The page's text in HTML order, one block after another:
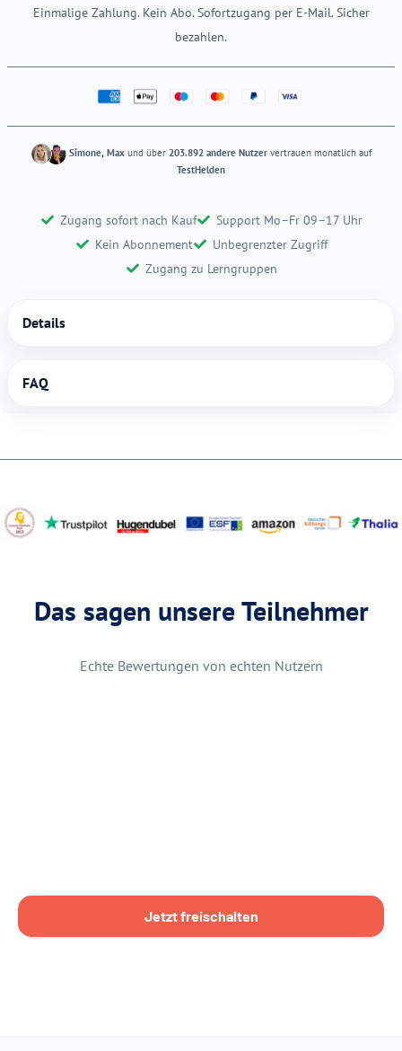
Einmalige Zahlung. Kein Abo. Sofortzugang per E-Mail. Sicher
bezahlen.
Simone, Maxund über 203.892 andere Nutzervertrauen monatlich auf
TestHelden
Zugang sofort nach Kauf
Support Mo–Fr 09–17 Uhr
Kein Abonnement
Unbegrenzter Zugriff
Zugang zu Lerngruppen
Details
FAQ
Das sagen unsere Teilnehmer
Echte Bewertungen von echten Nutzern
Jetzt freischalten